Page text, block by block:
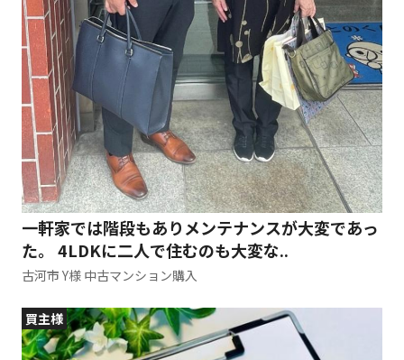
一軒家では階段もありメンテナンスが大変であっ
た。 4LDKに二人で住むのも大変な..
古河市 Y様 中古マンション購入
買主様